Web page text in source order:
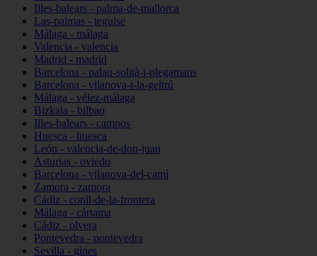
Illes-balears - palma-de-mallorca
Las-palmas - teguise
Málaga - málaga
Valencia - valencia
Madrid - madrid
Barcelona - palau-solità-i-plegamans
Barcelona - vilanova-i-la-geltrú
Málaga - vélez-málaga
Bizkaia - bilbao
Illes-balears - campos
Huesca - huesca
León - valencia-de-don-juan
Asturias - oviedo
Barcelona - vilanova-del-camí
Zamora - zamora
Cádiz - conil-de-la-frontera
Málaga - cártama
Cádiz - olvera
Pontevedra - pontevedra
Sevilla - gines